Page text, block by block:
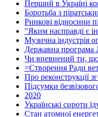
Перший в Україні
Боротьба з
Ринкові відносини
"Яким насправді є
Музична індустрія
Державна програма
Чи впевнений ти, що
=Створення Ради
Про реконструкції
Підсумки
2020
Українські сироти
Стан атомної